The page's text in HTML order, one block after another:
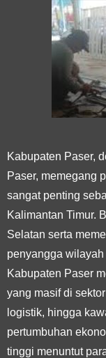
Kabupaten Paser,
Paser, memegang
sangat penting
Kalimantan Timur.
Selatan serta
penyangga
Kabupaten Paser
yang masif di
logistik, hingga
pertumbuhan
tinggi menuntut